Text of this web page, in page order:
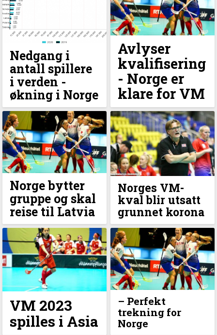
Nedgang i
antall spillere
i verden -
økning i Norge
Avlyser
kvalifisering
- Norge er
klare for VM
Norge bytter
gruppe og skal
reise til Latvia
Norges VM-
kval blir utsatt
grunnet korona
VM 2023
spilles i Asia
– Perfekt
trekning for
Norge